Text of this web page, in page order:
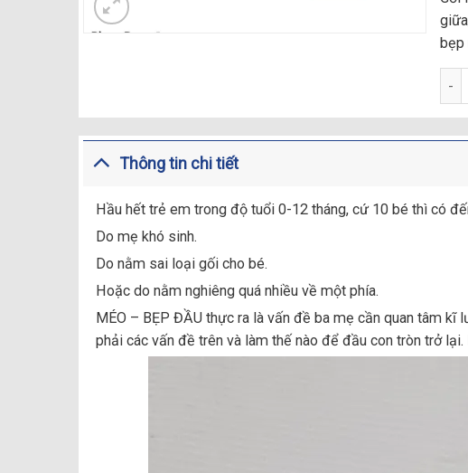
bẹp
Thông tin chi tiết
Hầu hết trẻ em trong độ tuổi 0-12 tháng, cứ 10 bé thì có
Do mẹ khó sinh.
Do nằm sai loại gối cho bé.
Hoặc do nằm nghiêng quá nhiều về một phía.
MÉO – BẸP ĐẦU thực ra là vấn đề ba mẹ cần quan tâm
phải các vấn đề trên và làm thế nào để đầu con tròn trở